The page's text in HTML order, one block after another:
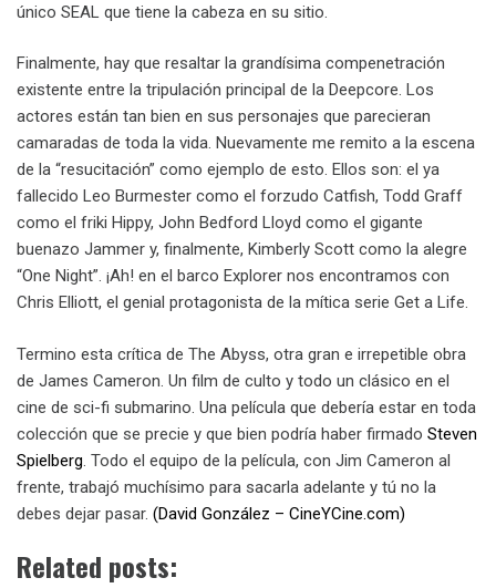
único SEAL que tiene la cabeza en su sitio.
Finalmente, hay que resaltar la grandísima compenetración
existente entre la tripulación principal de la Deepcore. Los
actores están tan bien en sus personajes que parecieran
camaradas de toda la vida. Nuevamente me remito a la escena
de la “resucitación” como ejemplo de esto. Ellos son: el ya
fallecido Leo Burmester como el forzudo Catfish, Todd Graff
como el friki Hippy, John Bedford Lloyd como el gigante
buenazo Jammer y, finalmente, Kimberly Scott como la alegre
“One Night”. ¡Ah! en el barco Explorer nos encontramos con
Chris Elliott, el genial protagonista de la mítica serie Get a Life.
Termino esta crítica de The Abyss, otra gran e irrepetible obra
de James Cameron. Un film de culto y todo un clásico en el
cine de sci-fi submarino. Una película que debería estar en toda
colección que se precie y que bien podría haber firmado Steven
Spielberg. Todo el equipo de la película, con Jim Cameron al
frente, trabajó muchísimo para sacarla adelante y tú no la
debes dejar pasar. (David González – CineYCine.com)
Related posts: